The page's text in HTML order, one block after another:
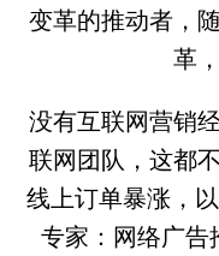
变革的推动者，
革
没有互联网营销
联网团队，这都
线上订单暴涨，
专家：网络广告